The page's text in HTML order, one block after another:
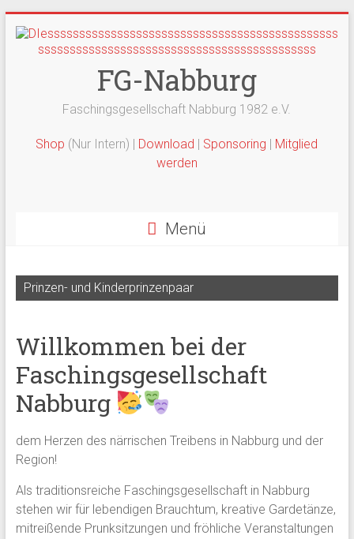
Inhalt
springen
FG-Nabburg
Faschingsgesellschaft Nabburg 1982 e.V.
Shop (Nur Intern) | Download | Sponsoring | Mitglied
werden
Menü
Prinzen- und Kinderprinzenpaar
Willkommen bei der
Faschingsgesellschaft
Nabburg
dem Herzen des närrischen Treibens in Nabburg und der
Region!
Als traditionsreiche Faschingsgesellschaft in Nabburg
stehen wir für lebendigen Brauchtum, kreative Gardetänze,
mitreißende Prunksitzungen und fröhliche Veranstaltungen